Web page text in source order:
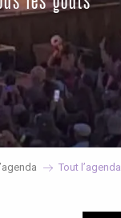
Tout l’agenda